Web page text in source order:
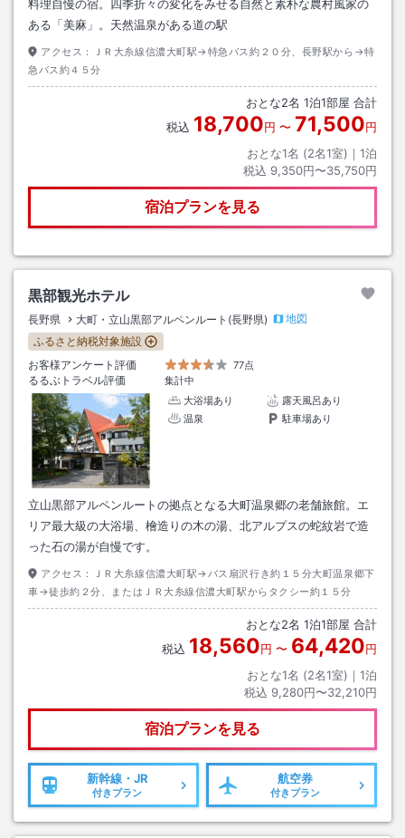
料理自慢の宿。四季折々の変化をみせる自然と素朴な農村風家の
ある「美麻」。天然温泉がある道の駅
アクセス：
ＪＲ大糸線信濃大町駅→特急バス約２０分、長野駅から→特
急バス約４５分
おとな2名 1泊1部屋 合計
税込 18,700円 〜 71,500円
おとな1名 (2名1室)｜ 1泊
税込 9,350円〜35,750円
宿泊プランを見る
黒部観光ホテル
長野県 大町・立山黒部アルペンルート(長野県)
地図
ふるさと納税対象施設
お客様アンケート評価
77点
るるぶトラベル評価
集計中
大浴場あり
露天風呂あり
温泉
駐車場あり
立山黒部アルペンルートの拠点となる大町温泉郷の老舗旅館。エ
リア最大級の大浴場、檜造りの木の湯、北アルプスの蛇紋岩で造
った石の湯が自慢です。
アクセス：
ＪＲ大糸線信濃大町駅→バス扇沢行き約１５分大町温泉郷下
車→徒歩約２分、またはＪＲ大糸線信濃大町駅からタクシー約１５分
おとな2名 1泊1部屋 合計
税込 18,560円 〜 64,420円
おとな1名 (2名1室)｜ 1泊
税込 9,280円〜32,210円
宿泊プランを見る
新幹線・JR
付きプラン
航空券
付きプラン